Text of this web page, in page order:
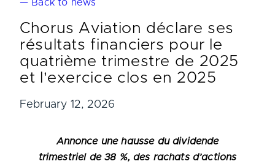
— Back to news
Chorus Aviation déclare ses
résultats financiers pour le
quatrième trimestre de 2025
et l'exercice clos en 2025
February 12, 2026
Annonce une hausse du dividende
trimestriel de 38 %, des rachats d’actions